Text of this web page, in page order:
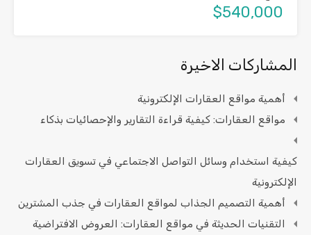
$540,000
المشاركات الاخيرة
أهمية مواقع العقارات الإلكترونية
مواقع العقارات: كيفية قراءة التقارير والإحصائيات بذكاء
كيفية استخدام وسائل التواصل الاجتماعي في تسويق العقارات
الإلكترونية
أهمية التصميم الجذاب لمواقع العقارات في جذب المشترين
التقنيات الحديثة في مواقع العقارات: العروض الافتراضية